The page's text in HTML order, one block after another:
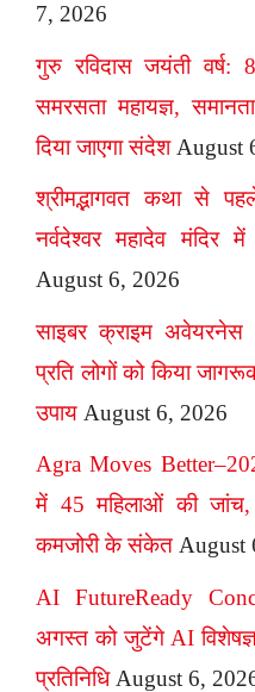
7, 2026
गुरु रविदास जयंती
समरसता महायज्ञ,
दिया जाएगा संदेश August
श्रीमद्भागवत कथा से
नर्वदेश्वर महादेव
August 6, 2026
साइबर क्राइम अवेयरनेस
प्रति लोगों को किया
उपाय August 6, 2026
Agra Moves
में 45 महिलाओं की
कमजोरी के संकेत August
AI FutureReady
अगस्त को जुटेंगे AI
प्रतिनिधि August 6,